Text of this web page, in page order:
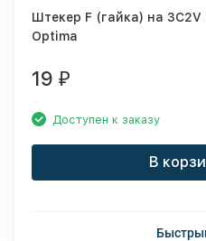
Штекер F (гайка) на 3С2V
Optima
19 ₽
Доступен к заказу
В